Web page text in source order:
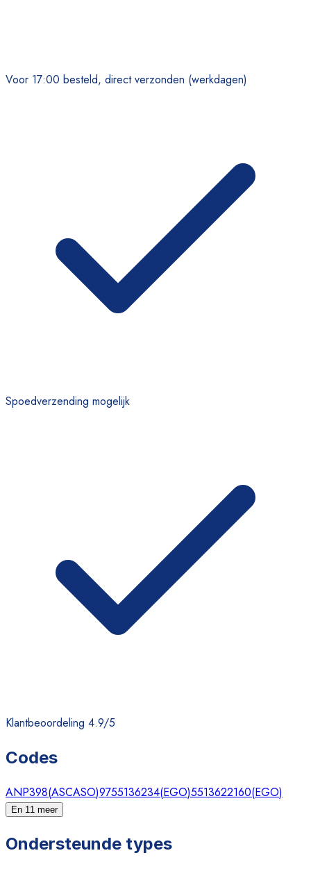
Voor 17:00 besteld, direct verzonden (werkdagen)
Spoedverzending mogelijk
Klantbeoordeling 4.9/5
Codes
ANP398(ASCASO)9755136234(EGO)5513622160(EGO)
En 11 meer
Ondersteunde types